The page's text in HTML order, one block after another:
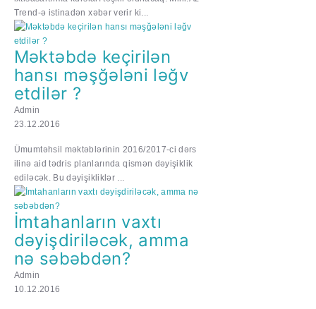
Trend-ə istinadən xəbər verir ki...
Məktəbdə keçirilən
hansı məşğələni ləğv
etdilər ?
Admin
23.12.2016
Ümumtəhsil məktəblərinin 2016/2017-ci dərs
ilinə aid tədris planlarında qismən dəyişiklik
ediləcək. Bu dəyişikliklər ...
İmtahanların vaxtı
dəyişdiriləcək, amma
nə səbəbdən?
Admin
10.12.2016